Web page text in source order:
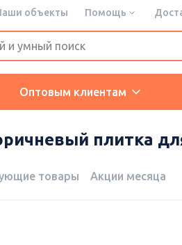
объекты Помощь
Оптовым клиентам
плитка
товары Акции месяца